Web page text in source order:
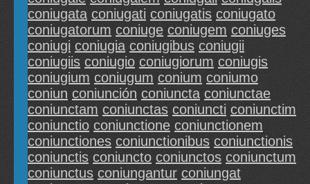
coniugata coniugati coniugatis coniugato
coniugatorum coniuge coniugem coniuges
coniugi coniugia coniugibus coniugii
coniugiis coniugio coniugiorum coniugis
coniugium coniugum conium coniumo
coniun coniunción coniuncta coniunctae
coniunctam coniunctas coniuncti coniunctim
coniunctio coniunctione coniunctionem
coniunctiones coniunctionibus coniunctionis
coniunctis coniuncto coniunctos coniunctum
coniunctus coniungantur coniungat